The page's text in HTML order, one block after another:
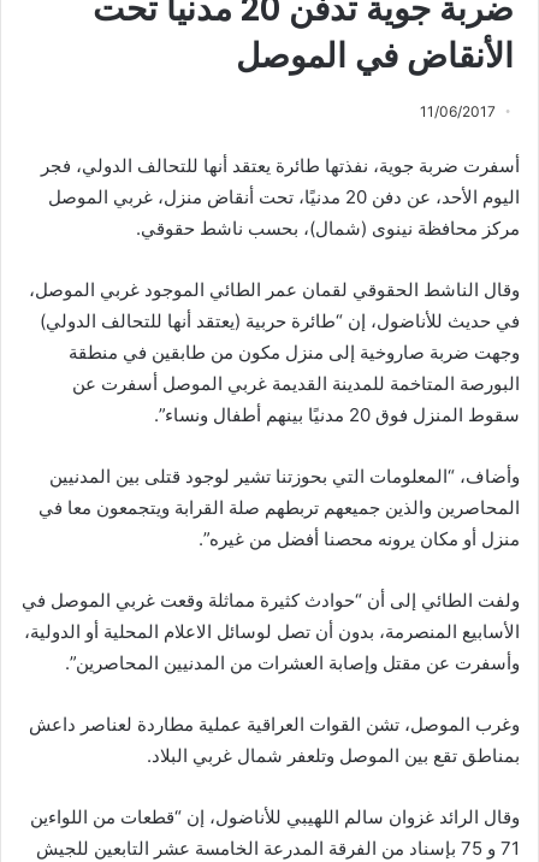
ضربة جوية تدفن 20 مدنيا تحت
الأنقاض في الموصل
11/06/2017
أسفرت ضربة جوية، نفذتها طائرة يعتقد أنها للتحالف الدولي، فجر
اليوم الأحد، عن دفن 20 مدنيًا، تحت أنقاض منزل، غربي الموصل
مركز محافظة نينوى (شمال)، بحسب ناشط حقوقي.
وقال الناشط الحقوقي لقمان عمر الطائي الموجود غربي الموصل،
في حديث للأناضول، إن “طائرة حربية (يعتقد أنها للتحالف الدولي)
وجهت ضربة صاروخية إلى منزل مكون من طابقين في منطقة
البورصة المتاخمة للمدينة القديمة غربي الموصل أسفرت عن
سقوط المنزل فوق 20 مدنيًا بينهم أطفال ونساء”.
وأضاف، “المعلومات التي بحوزتنا تشير لوجود قتلى بين المدنيين
المحاصرين والذين جميعهم تربطهم صلة القرابة ويتجمعون معا في
منزل أو مكان يرونه محصنا أفضل من غيره”.
ولفت الطائي إلى أن “حوادث كثيرة مماثلة وقعت غربي الموصل في
الأسابيع المنصرمة، بدون أن تصل لوسائل الاعلام المحلية أو الدولية،
وأسفرت عن مقتل وإصابة العشرات من المدنيين المحاصرين”.
وغرب الموصل، تشن القوات العراقية عملية مطاردة لعناصر داعش
بمناطق تقع بين الموصل وتلعفر شمال غربي البلاد.
وقال الرائد غزوان سالم اللهيبي للأناضول، إن “قطعات من اللواءين
71 و 75 بإسناد من الفرقة المدرعة الخامسة عشر التابعين للجيش